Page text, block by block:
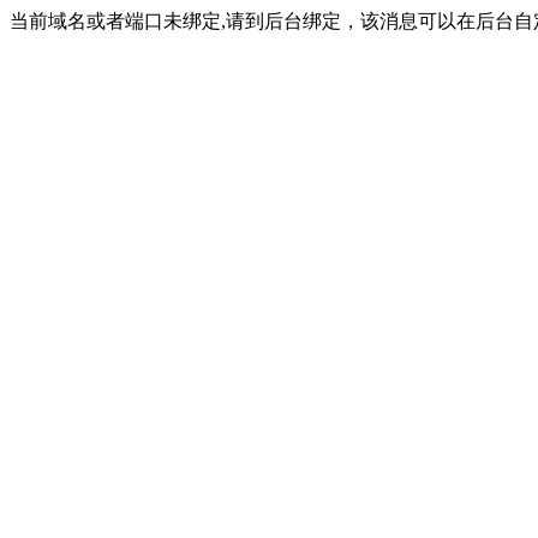
当前域名或者端口未绑定,请到后台绑定，该消息可以在后台自